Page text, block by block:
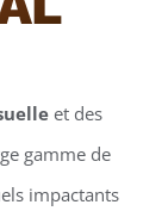
et des
gamme de
impactants